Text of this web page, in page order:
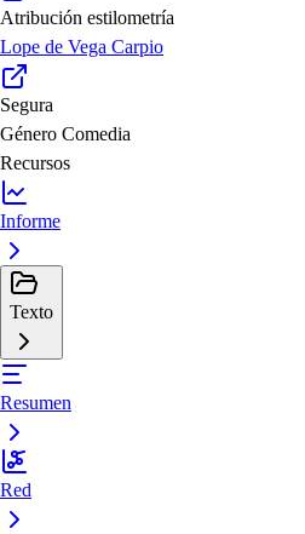
Atribución estilometría
Lope de Vega Carpio
Segura
Género Comedia
Recursos
Informe
Texto
Resumen
Red